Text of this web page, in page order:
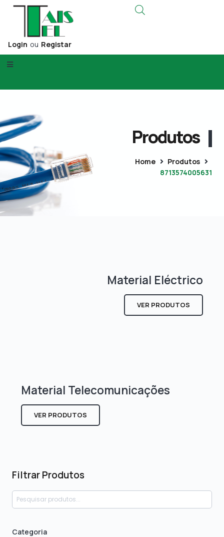
Login ou Registar
Produtos
Home
Produtos
8713574005631
Filtrar Produtos
Categoria
Material Eléctrico
VER PRODUTOS
Material Telecomunicações
VER PRODUTOS